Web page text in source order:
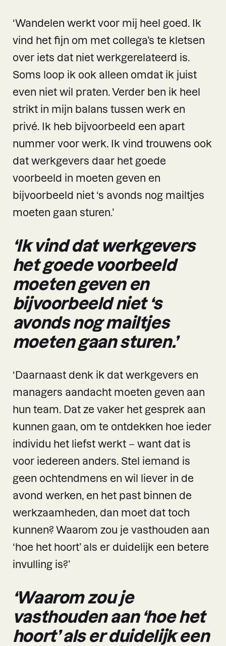
‘Wandelen werkt voor mij heel goed. Ik
vind het fijn om met collega’s te kletsen
over iets dat niet werkgerelateerd is.
Soms loop ik ook alleen omdat ik juist
even niet wil praten. Verder ben ik heel
strikt in mijn balans tussen werk en
privé. Ik heb bijvoorbeeld een apart
nummer voor werk. Ik vind trouwens ook
dat werkgevers daar het goede
voorbeeld in moeten geven en
bijvoorbeeld niet ‘s avonds nog mailtjes
moeten gaan sturen.’
‘Ik vind dat werkgevers
het goede voorbeeld
moeten geven en
bijvoorbeeld niet ‘s
avonds nog mailtjes
moeten gaan sturen.’
‘Daarnaast denk ik dat werkgevers en
managers aandacht moeten geven aan
hun team. Dat ze vaker het gesprek aan
kunnen gaan, om te ontdekken hoe ieder
individu het liefst werkt – want dat is
voor iedereen anders. Stel iemand is
geen ochtendmens en wil liever in de
avond werken, en het past binnen de
werkzaamheden, dan moet dat toch
kunnen? Waarom zou je vasthouden aan
‘hoe het hoort’ als er duidelijk een betere
invulling is?’
‘Waarom zou je
vasthouden aan ‘hoe het
hoort’ als er duidelijk een